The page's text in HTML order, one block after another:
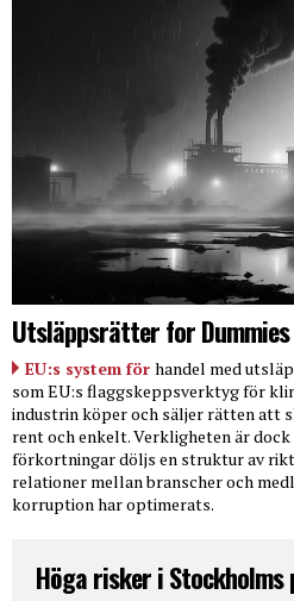
Utsläppsrätter for Dummies
EU:s system för handel med
som EU:s flaggskeppsverktyg för
industrin köper och säljer rätten att
rent och enkelt. Verkligheten är
förkortningar döljs en struktur av
relationer mellan branscher och
korruption har optimerats.
Höga risker i